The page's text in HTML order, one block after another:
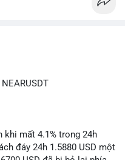
khi mất 4.1% trong 24h
đáy 24h 1.5880 USD một